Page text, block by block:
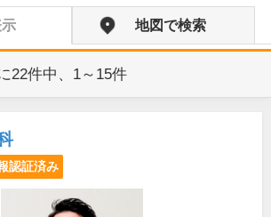
地図で検索
22件中、 1～15件
認証済み